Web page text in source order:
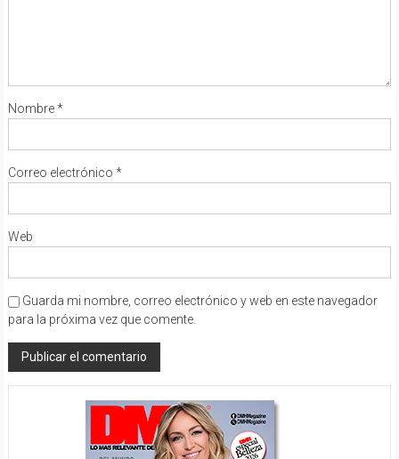
Nombre*
Correo electrónico *
Web
Guarda mi nombre, correo electrónico y web en este navegador
para la próxima vez que comente.